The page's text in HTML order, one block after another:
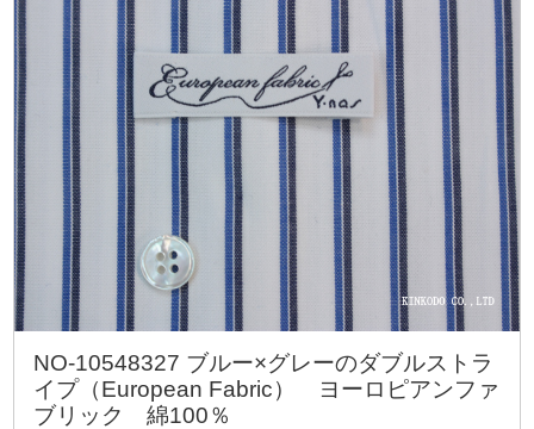
NO-10548327 ブルー×グレーのダブルストラ
イプ（European Fabric） ヨーロピアンファ
ブリック 綿100％